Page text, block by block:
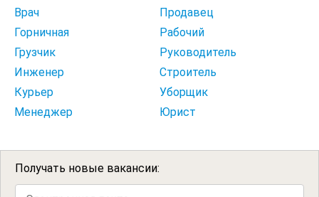
Врач
Продавец
Горничная
Рабочий
Грузчик
Руководитель
Инженер
Строитель
Курьер
Уборщик
Менеджер
Юрист
Получать новые вакансии: